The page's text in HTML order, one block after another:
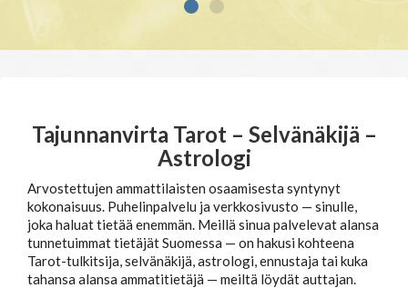
Tietoa laskutuksesta
Horoskooppimerkit
Viikkohoroskooppi
Tajunnanvirta Tarot – Selvänäkijä –
Astrologi
Arvostettujen ammattilaisten osaamisesta syntynyt
kokonaisuus. Puhelinpalvelu ja verkkosivusto — sinulle,
joka haluat tietää enemmän. Meillä sinua palvelevat alansa
tunnetuimmat tietäjät Suomessa — on hakusi kohteena
Tarot-tulkitsija, selvänäkijä, astrologi, ennustaja tai kuka
tahansa alansa ammatitietäjä — meiltä löydät auttajan.